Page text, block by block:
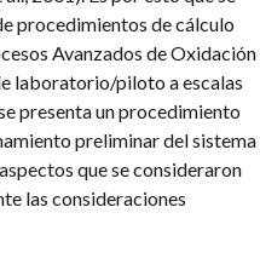
procedimientos de cálculo
Avanzados de Oxidación
laboratorio/piloto a escalas
presenta un procedimiento
preliminar del sistema
que se consideraron
las consideraciones